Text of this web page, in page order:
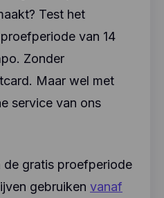
Test het
van 14
Zonder
Maar wel met
service van ons
de gratis proefperiode
gebruiken vanaf